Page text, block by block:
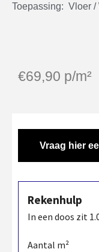
Toepassing: Vloer /
€69,90 p/m²
Vraag hier
Rekenhulp
In een doos zit
Aantal m²